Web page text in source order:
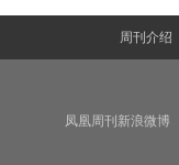
周刊介绍
凤凰周刊新浪微博